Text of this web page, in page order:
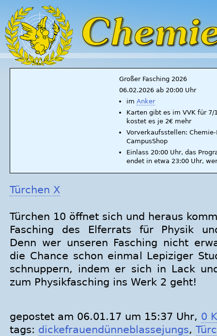
Großer Fasching 2026
06.02.2026 ab 20:00 Uhr
im Anker
Karten gibt es im VVK für 7/
kostet es je 2€ mehr
Vorverkaufsstellen:
CampusShop
Einlass 20:00 Uhr, das
endet in etwa 23:00 Uhr,
Türchen X
Türchen 10 öffnet sich und heraus
Fasching des Elferrats für Physik
Denn wer unseren Fasching nicht
die Chance schon einmal Lepiziger
schnuppern, indem er sich in Lack
zum Physikfasching ins Werk 2 geht!
gepostet am 06.01.17 um 15:37 Uhr, 0
tags: dickefrauendünneblassejungs,